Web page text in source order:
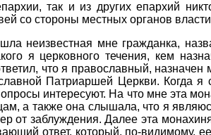
так и из других епархий
со стороны местных органов
неизвестная мне гражданка,
я церковного течения, кем
что я православный,
Патриаршей Церкви. Когда я
интересуют. На что мне эта
а также она слышала, что я
от заблуждения. Далее эта
ответ, который, по-видимому,